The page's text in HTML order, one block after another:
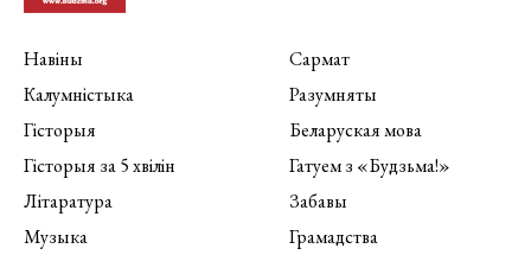
Навіны
Калумністыка
Гісторыя
Гісторыя за 5 хвілін
Літаратура
Музыка
Сармат
Разумняты
Беларуская мова
Гатуем з «Будзьма!»
Забавы
Грамадства